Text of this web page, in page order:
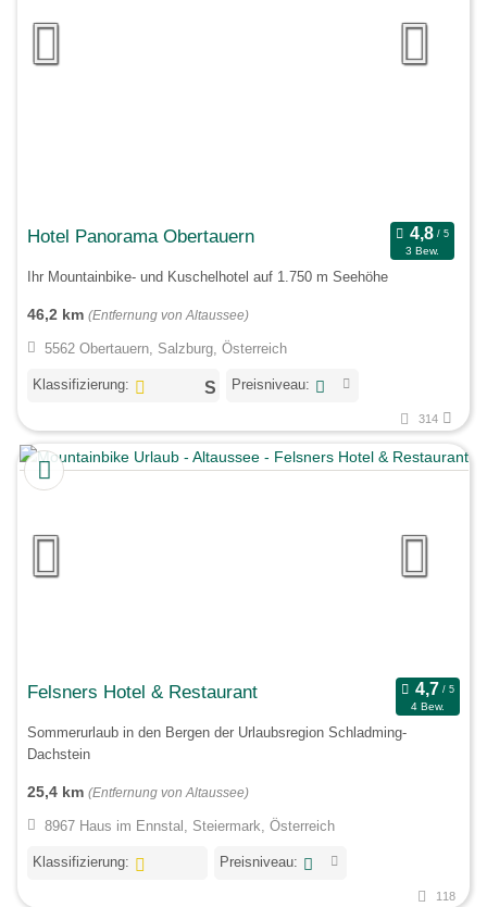
Hotel Panorama Obertauern
3 Bew.
Ihr Mountainbike- und Kuschelhotel auf 1.750 m Seehöhe
46,2 km (Entfernung von Altaussee)
5562 Obertauern, Salzburg, Österreich
Klassifizierung: Preisniveau:
314
Felsners Hotel & Restaurant
4 Bew.
Sommerurlaub in den Bergen der Urlaubsregion Schladming-
Dachstein
25,4 km (Entfernung von Altaussee)
8967 Haus im Ennstal, Steiermark, Österreich
Klassifizierung: Preisniveau:
118